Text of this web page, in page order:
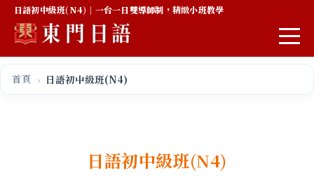
日語初中級班(N4)｜一台一日雙導師制，精緻小班教學
首頁 日語初中級班(N4)
日語初中級班(N4)